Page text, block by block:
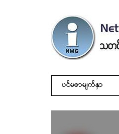
ပင်မစာမျက်နှာ